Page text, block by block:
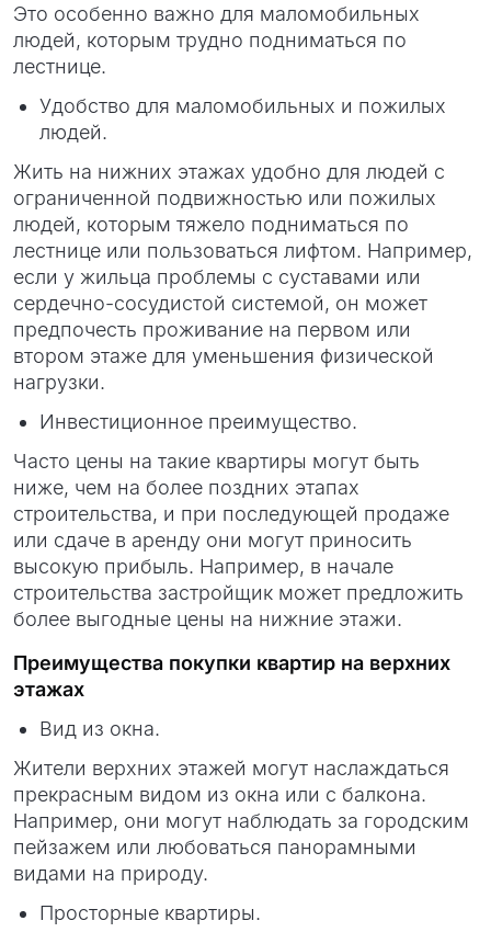
Это особенно важно для маломобильных
людей, которым трудно подниматься по
лестнице.
Удобство для маломобильных и пожилых
людей.
Жить на нижних этажах удобно для людей с
ограниченной подвижностью или пожилых
людей, которым тяжело подниматься по
лестнице или пользоваться лифтом. Например,
если у жильца проблемы с суставами или
сердечно-сосудистой системой, он может
предпочесть проживание на первом или
втором этаже для уменьшения физической
нагрузки.
Инвестиционное преимущество.
Часто цены на такие квартиры могут быть
ниже, чем на более поздних этапах
строительства, и при последующей продаже
или сдаче в аренду они могут приносить
высокую прибыль. Например, в начале
строительства застройщик может предложить
более выгодные цены на нижние этажи.
Преимущества покупки квартир на верхних
этажах
Вид из окна.
Жители верхних этажей могут наслаждаться
прекрасным видом из окна или с балкона.
Например, они могут наблюдать за городским
пейзажем или любоваться панорамными
видами на природу.
Просторные квартиры.